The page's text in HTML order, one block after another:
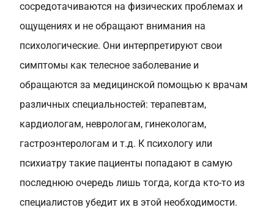
сосредотачиваются на физических проблемах и
ощущениях и не обращают внимания на
психологические. Они интерпретируют свои
симптомы как телесное заболевание и
обращаются за медицинской помощью к врачам
различных специальностей: терапевтам,
кардиологам, неврологам, гинекологам,
гастроэнтерологам и т.д. К психологу или
психиатру такие пациенты попадают в самую
последнюю очередь лишь тогда, когда кто-то из
специалистов убедит их в этой необходимости.